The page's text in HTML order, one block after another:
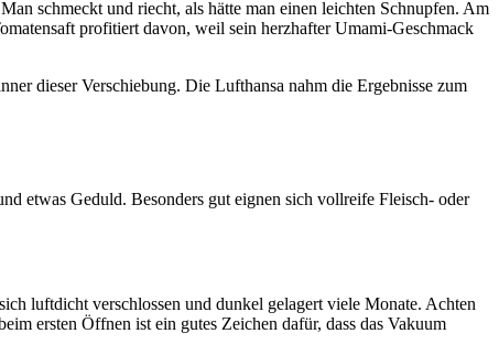
schmeckt und riecht, als hätte man einen leichten Schnupfen. Am
profitiert davon, weil sein herzhafter Umami-Geschmack
dieser Verschiebung. Die Lufthansa nahm die Ergebnisse zum
etwas Geduld. Besonders gut eignen sich vollreife Fleisch- oder
luftdicht verschlossen und dunkel gelagert viele Monate. Achten
ersten Öffnen ist ein gutes Zeichen dafür, dass das Vakuum